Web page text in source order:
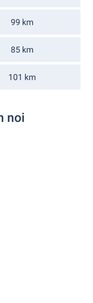
99 km
85 km
101 km
noi